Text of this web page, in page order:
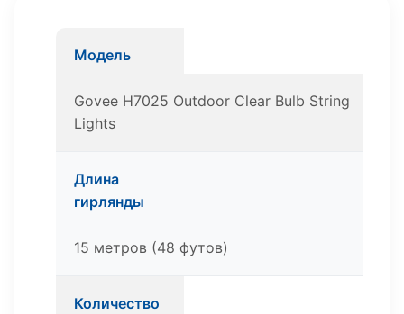
Модель
Govee H7025 Outdoor Clear Bulb String
Lights
Длина
гирлянды
15 метров (48 футов)
Количество